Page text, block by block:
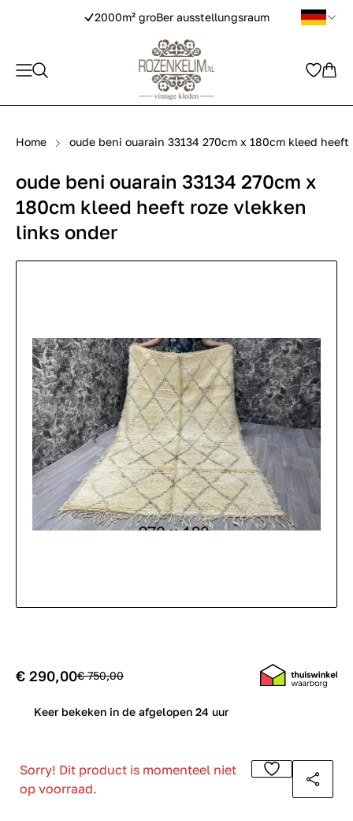
2000m² groBer ausstellungsraum
Home oude beni ouarain 33134 270cm x 180cm kleed
oude beni ouarain 33134 270cm x
180cm kleed heeft roze vlekken
links onder
€ 290,00€ 750,00
Keer bekeken in de afgelopen 24 uur
Sorry! Dit product is momenteel niet
op voorraad.